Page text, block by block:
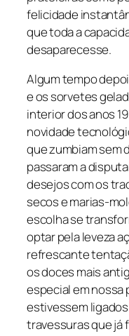
felicidade
que toda a
desaparecesse.
Algum tempo
e os sorvetes
interior dos anos
novidade
que zumbiam sem
passaram a
desejos com os
secos e marias-
escolha se
optar pela leveza
refrescante
os doces mais
especial em
estivessem
travessuras que já